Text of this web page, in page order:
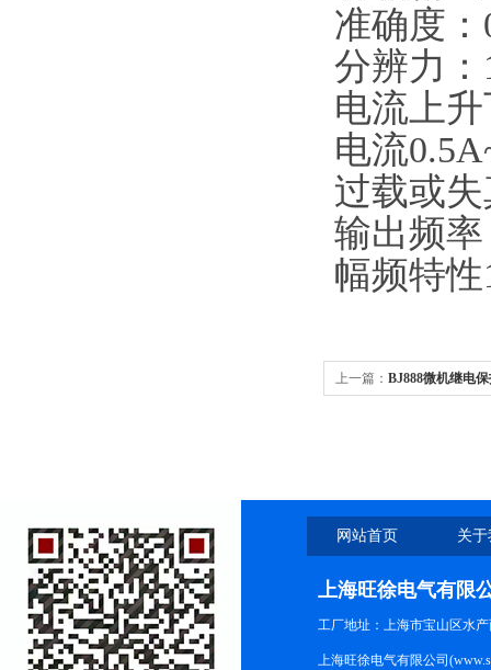
准确度：
分辨力
电流上
电流
过载或
输出频率
幅频特性
上一篇： BJ888微机继电
网站首页 关
上海旺徐电气有限
工厂地址：上海市宝山区水产
上海旺徐电气有限公司